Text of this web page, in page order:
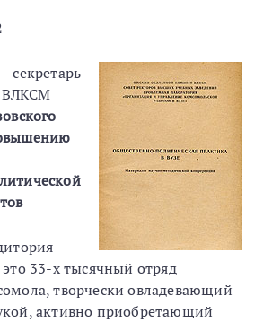
ВЛКСМ
33-х тысячный отряд
творчески овладевающий
активно приобретающий